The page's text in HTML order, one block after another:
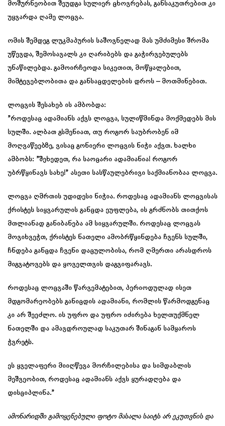
მოშურნეობით შეუდგა სულიერ ცხოვრებას, განსაკუთრებით კი
უყვარდა ღამე ლოცვა.
ომის შემდეგ ლუკმაპურის საშოვნელად მას უმძიმესი შრომა
უწევდა, შემოსავალს კი ღარიბებს და გაჭირვებულებს
უნაწილებდა. გამოირჩეოდა სიკეთით, მოწყალებით,
მიმტევებლობითა და განსაცდელების დროს – მოთმინებით.
ლოცვის შესახებ ის ამბობდა:
”როდესაც ადამიანს აქვს ლოცვა, სულიწმინდა მოქმედებს მის
სულში. ალბათ გსმენიათ, თუ როგორ საუბრობენ იმ
მოღვაწეებზე, ვისაც გონიერი ლოცვის ნიჭი აქვთ. ხალხი
ამბობს: ”შეხედეთ, რა საოცარი ადამიანია! როგორ
უბრწყინავს სახე!” ასეთი სასწაულებრივი საქმიანობაა ლოცვა.
ლოცვა ღმრთის უდიდესი ნიჭია. როდესაც ადამიანს ლოცვისას
ქრისტეს სიყვარულის განცდა ეუფლება, ის გრძნობს თითქოს
მთლიანად განიბანება ამ სიყვარულში. როდესაც ლოცვას
მოვიხვეჭთ, ქრისტეს ნათელი ამობრწყინდება ჩვენს სულში,
ჩნდება განცდა ჩვენი დაცულობისა, რომ ღმერთი არასდროს
მიგვატოვებს და ყოველთვის დაგვიფარავს.
როდესაც ლოცვაში წარვემატებით, პერიოდულად ისეთ
მდგომარეობებს განიცდის ადამიანი, რომლის წარმოდგენაც
კი არ შეეძლო. ის უფრო და უფრო იძირება ხელთუქმნელ
ნათელში და ამავდროულად საკუთარ შინაგან სამყაროს
ჭვრეტს.
ეს ყველაფერი მიიღწევა მორჩილებისა და სიმდაბლის
მეშვეობით, როდესაც ადამიანს აქვს ყურადღება და
დისციპლინა.”
ამონარიდში გამოყენებული ფოტო მასალა საიტს არ ეკუთვნის და